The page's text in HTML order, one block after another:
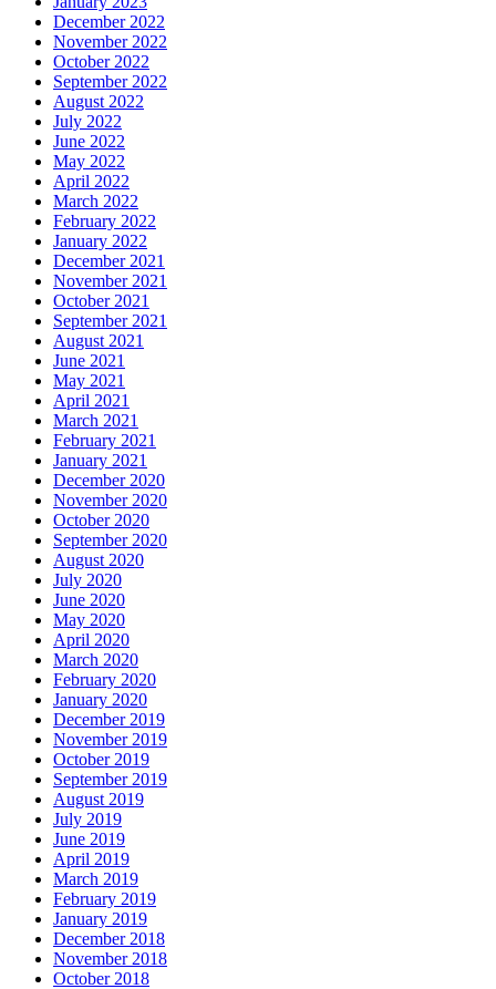
December 2022
November 2022
October 2022
September 2022
August 2022
July 2022
June 2022
May 2022
April 2022
March 2022
February 2022
January 2022
December 2021
November 2021
October 2021
September 2021
August 2021
June 2021
May 2021
April 2021
March 2021
February 2021
January 2021
December 2020
November 2020
October 2020
September 2020
August 2020
July 2020
June 2020
May 2020
April 2020
March 2020
February 2020
January 2020
December 2019
November 2019
October 2019
September 2019
August 2019
July 2019
June 2019
April 2019
March 2019
February 2019
January 2019
December 2018
November 2018
October 2018